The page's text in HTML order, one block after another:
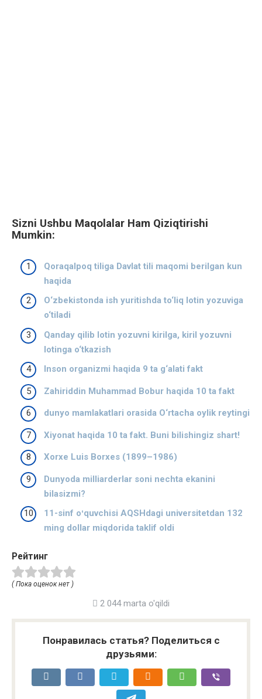
Sizni Ushbu Maqolalar Ham Qiziqtirishi
Mumkin:
Qoraqalpoq tiliga Davlat tili maqomi berilgan kun
haqida
O‘zbekistonda ish yuritishda to‘liq lotin yozuviga
o‘tiladi
Qanday qilib lotin yozuvni kirilga, kiril yozuvni
lotinga o‘tkazish
Inson organizmi haqida 9 ta g‘alati fakt
Zahiriddin Muhammad Bobur haqida 10 ta fakt
dunyo mamlakatlari orasida O‘rtacha oylik reytingi
Xiyonat haqida 10 ta fakt. Buni bilishingiz shart!
Xorxe Luis Borxes (1899–1986)
Dunyoda milliarderlar soni nechta ekanini
bilasizmi?
11-sinf oʻquvchisi AQSHdagi universitetdan 132
ming dollar miqdorida taklif oldi
Рейтинг
( Пока оценок нет )
2 044 marta o'qildi
Понравилась статья? Поделиться с
друзьями: